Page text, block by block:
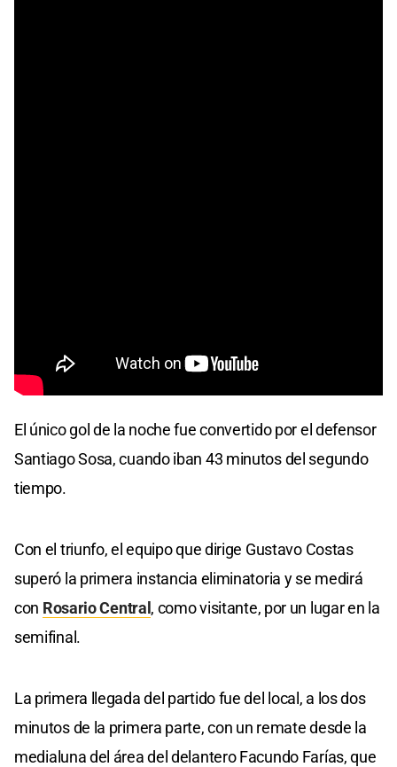
El único gol de la noche fue convertido por el defensor
Santiago Sosa, cuando iban 43 minutos del segundo
tiempo.
Con el triunfo, el equipo que dirige Gustavo Costas
superó la primera instancia eliminatoria y se medirá
con Rosario Central , como visitante, por un lugar en la
semifinal.
La primera llegada del partido fue del local, a los dos
minutos de la primera parte, con un remate desde la
medialuna del área del delantero Facundo Farías, que